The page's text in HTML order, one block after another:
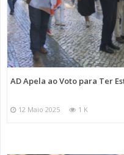
AD Apela ao Voto para Ter
12 Maio 2025 1 K